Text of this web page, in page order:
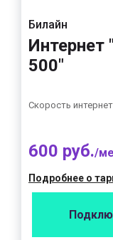
Билайн
500"
Скорость
600 руб./
Подробнее о